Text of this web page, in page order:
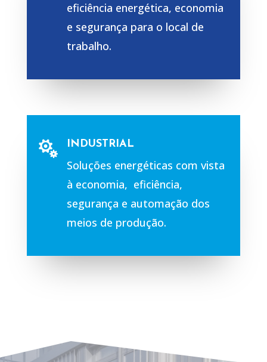
eficiência energética, economia
e segurança para o local de
trabalho.
 INDUSTRIAL
Soluções energéticas com vista
à economia, eficiência,
segurança e automação dos
meios de produção.